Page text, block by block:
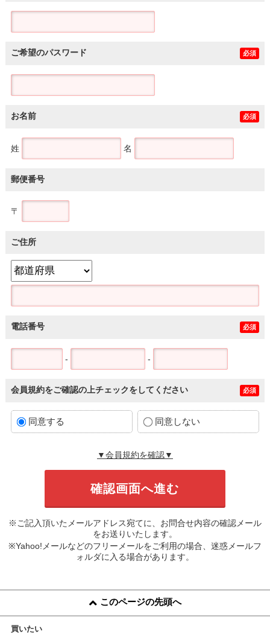
ご希望のパスワード 必須
お名前 必須
姓 名
郵便番号
〒
ご住所
電話番号 必須
- -
会員規約をご確認の上チェックをしてください 必須
同意する 同意しない
▼会員規約を確認▼
※ご記入頂いたメールアドレス宛てに、お問合せ内容の確認メール
をお送りいたします。
※Yahoo!メールなどのフリーメールをご利用の場合、迷惑メールフ
ォルダに入る場合があります。
このページの先頭へ
買いたい